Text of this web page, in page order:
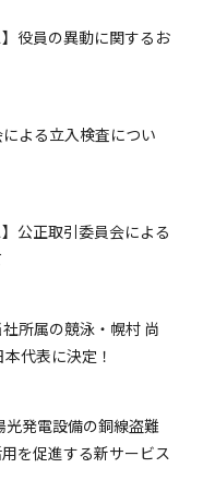
役員の異動に関するお
よる立入検査につい
公正取引委員会による
所属の競泳・幌村 尚
代表に決定！
光発電設備の銅線盗難
を促進する新サービス